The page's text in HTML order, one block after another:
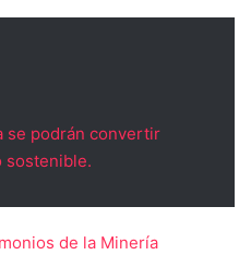
se podrán convertir
sostenible.
de la Minería